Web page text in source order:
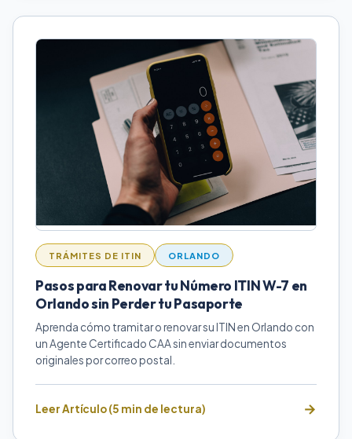
TRÁMITES DE ITIN ORLANDO
Pasos para Renovar tu Número ITIN W-7 en
Orlando sin Perder tu Pasaporte
Aprenda cómo tramitar o renovar su ITIN en Orlando con
un Agente Certificado CAA sin enviar documentos
originales por correo postal.
Leer Artículo (5 min de lectura)